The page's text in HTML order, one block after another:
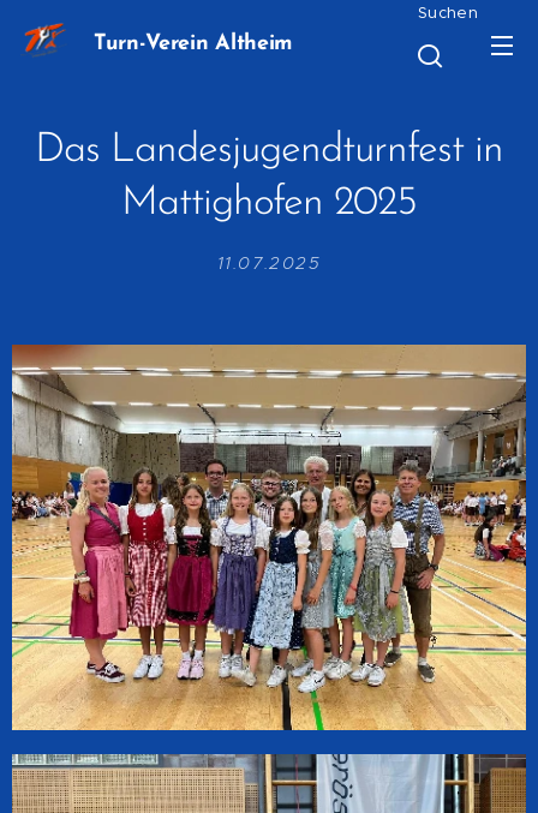
Turn-Verein Altheim
Suchen
Das Landesjugendturnfest in
Mattighofen 2025
11.07.2025